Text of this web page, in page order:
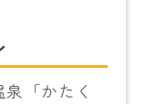
「かたく